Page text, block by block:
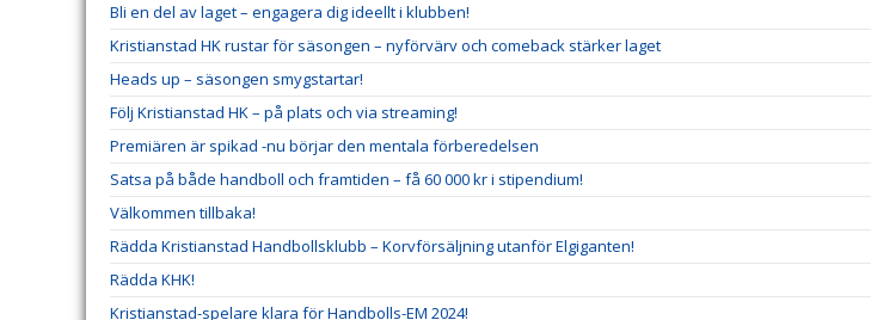
Bli en del av laget – engagera dig ideellt i klubben!
Kristianstad HK rustar för säsongen – nyförvärv och comeback stärker laget
Heads up – säsongen smygstartar!
Följ Kristianstad HK – på plats och via streaming!
Premiären är spikad -nu börjar den mentala förberedelsen
Satsa på både handboll och framtiden – få 60 000 kr i stipendium!
Välkommen tillbaka!
Rädda Kristianstad Handbollsklubb – Korvförsäljning utanför Elgiganten!
Rädda KHK!
Kristianstad-spelare klara för Handbolls-EM 2024!